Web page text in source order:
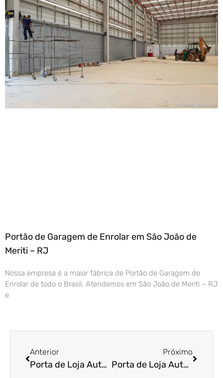
Portão de Garagem de Enrolar em São João de
Meriti – RJ
Nossa empresa é a maior fábrica de Portão de Garagem de
Enrolar de todo o Brasil. Atendemos em São João de Meriti – RJ
e
Anterior
Porta de Loja Automatica em Ilhabela – SP
Próximo
Porta de Loja Automatica em Rio Grande da Serra – SP